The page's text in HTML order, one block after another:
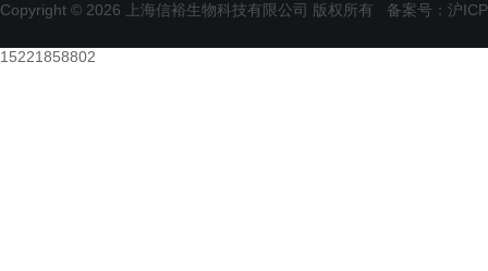
Copyright © 2026 上海信裕生物科技有限公司 版权所有 备案号：沪
15221858802